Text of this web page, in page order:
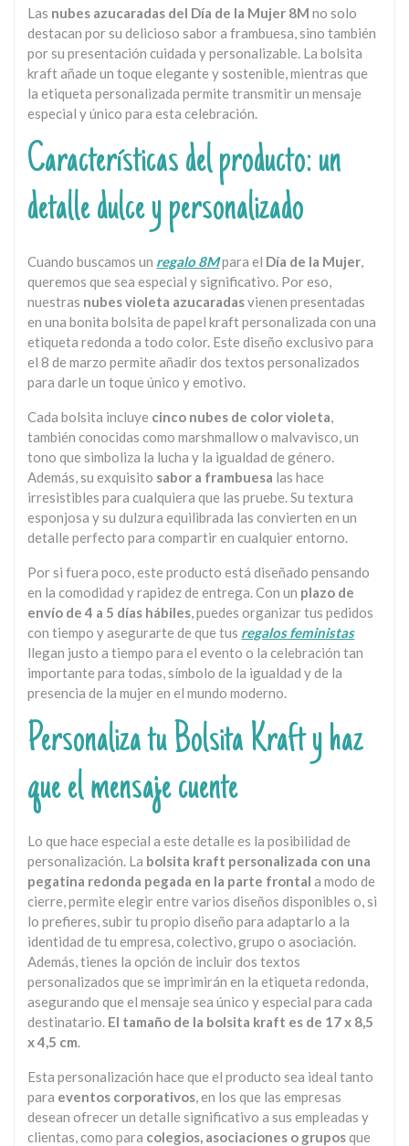
Las nubes azucaradas del Día de la Mujer 8M no solo
destacan por su delicioso sabor a frambuesa, sino también
por su presentación cuidada y personalizable. La bolsita
kraft añade un toque elegante y sostenible, mientras que
la etiqueta personalizada permite transmitir un mensaje
especial y único para esta celebración.
Características del producto: un
detalle dulce y personalizado
Cuando buscamos un regalo 8Mpara el Día de la Mujer,
queremos que sea especial y significativo. Por eso,
nuestras nubes violeta azucaradasvienen presentadas
en una bonita bolsita de papel kraft personalizada con una
etiqueta redonda a todo color. Este diseño exclusivo para
el 8 de marzo permite añadir dos textos personalizados
para darle un toque único y emotivo.
Cada bolsita incluye cinco nubes de color violeta,
también conocidas como marshmallow o malvavisco, un
tono que simboliza la lucha y la igualdad de género.
Además, su exquisito sabor a frambuesa las hace
irresistibles para cualquiera que las pruebe. Su textura
esponjosa y su dulzura equilibrada las convierten en un
detalle perfecto para compartir en cualquier entorno.
Por si fuera poco, este producto está diseñado pensando
en la comodidad y rapidez de entrega. Con un plazo de
envío de 4 a 5 días hábiles, puedes organizar tus pedidos
con tiempo y asegurarte de que tus regalos feministas
llegan justo a tiempo para el evento o la celebración tan
importante para todas, símbolo de la igualdad y de la
presencia de la mujer en el mundo moderno.
Personaliza tu Bolsita Kraft y haz
que el mensaje cuente
Lo que hace especial a este detalle es la posibilidad de
personalización. La bolsita kraft personalizada con una
pegatina redonda pegada en la parte frontal a modo de
cierre, permite elegir entre varios diseños disponibles o, si
lo prefieres, subir tu propio diseño para adaptarlo a la
identidad de tu empresa, colectivo, grupo o asociación.
Además, tienes la opción de incluir dos textos
personalizados que se imprimirán en la etiqueta redonda,
asegurando que el mensaje sea único y especial para cada
destinatario. El tamaño de la bolsita kraft es de 17 x 8,5
x 4,5 cm.
Esta personalización hace que el producto sea ideal tanto
para eventos corporativos, en los que las empresas
desean ofrecer un detalle significativo a sus empleadas y
clientas, como para colegios, asociaciones o gruposque